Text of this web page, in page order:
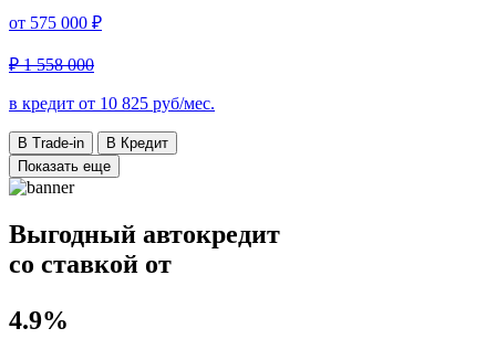
от 575 000 ₽
₽ 1 558 000
в кредит от 10 825 руб/мес.
В Trade-in
В Кредит
Показать еще
Выгодный автокредит
со ставкой от
4.9%